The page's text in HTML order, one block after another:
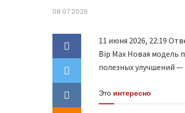
08.07.2026
11 июня 2026, 22:19
Bip Max Новая модель
полезных улучшений —
Это интересно